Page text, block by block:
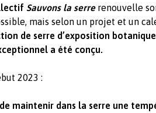
Sauvons la serrerenouvelle
mais selon un projet et un
de serre d’exposition
a été conçu.
2023 :
maintenir dans la serre une